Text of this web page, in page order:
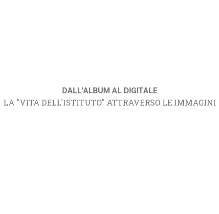
DALL'ALBUM AL DIGITALE
LA "VITA DELL'ISTITUTO" ATTRAVERSO LE IMMAGINI